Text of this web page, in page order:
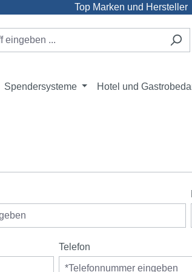
Top Marken und Hersteller
Spendersysteme Hotel und
Telefon